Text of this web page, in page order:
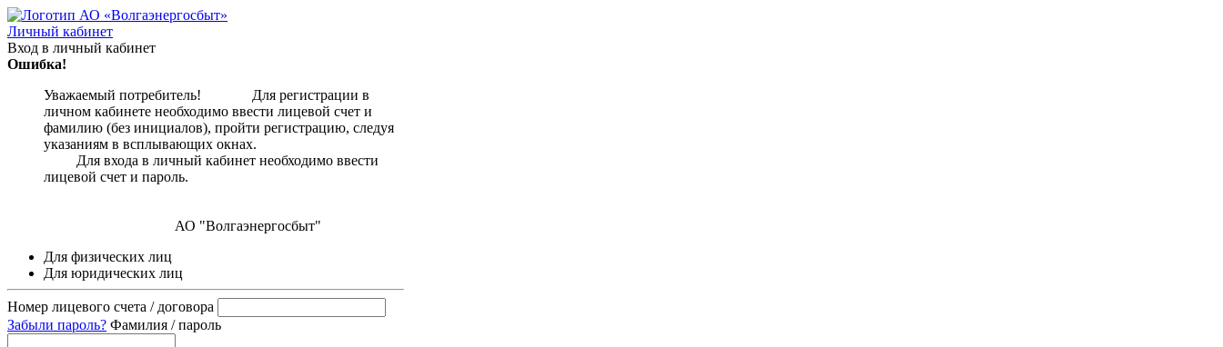
Личный кабинет
Вход в личный кабинет
Ошибка!
Уважаемый потребитель! Для регистрации в
личном кабинете необходимо ввести лицевой счет и
фамилию (без инициалов), пройти регистрацию, следуя
указаниям в всплывающих окнах.
Для входа в личный кабинет необходимо ввести
лицевой счет и пароль.
АО "Волгаэнергосбыт"
Для физических лиц
Для юридических лиц
Номер лицевого счета / договора
Забыли пароль? Фамилия / пароль